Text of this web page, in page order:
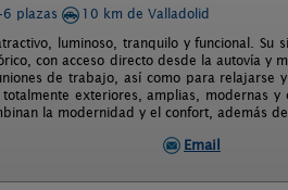
plazas
10 km de Valladolid
luminoso, tranquilo y funcional. Su
con acceso directo desde la autovía y
de trabajo, así como para relajarse
exteriores, amplias, modernas
la modernidad y el confort, además
Email